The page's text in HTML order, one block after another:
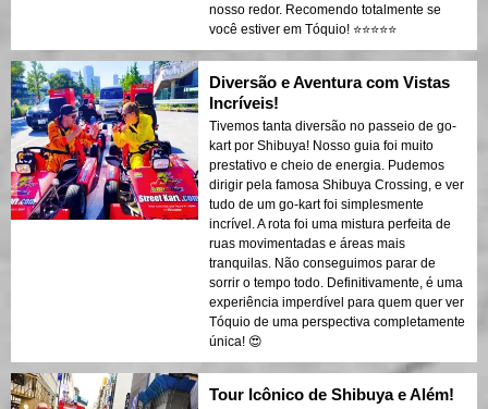
nosso redor. Recomendo totalmente se
você estiver em Tóquio! ⭐️⭐️⭐️⭐️⭐️
Diversão e Aventura com Vistas
Incríveis!
Tivemos tanta diversão no passeio de go-
kart por Shibuya! Nosso guia foi muito
prestativo e cheio de energia. Pudemos
dirigir pela famosa Shibuya Crossing, e ver
tudo de um go-kart foi simplesmente
incrível. A rota foi uma mistura perfeita de
ruas movimentadas e áreas mais
tranquilas. Não conseguimos parar de
sorrir o tempo todo. Definitivamente, é uma
experiência imperdível para quem quer ver
Tóquio de uma perspectiva completamente
única! 😍
Tour Icônico de Shibuya e Além!